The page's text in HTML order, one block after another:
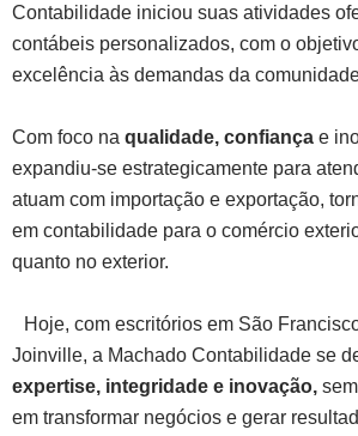
Contabilidade iniciou suas atividades
contábeis personalizados, com o
excelência às demandas da
Com foco na qualidade, confiança e
expandiu-se estrategicamente para
atuam com importação e exportação,
em contabilidade para o comércio
quanto no exterior.
Hoje, com escritórios em São
Joinville, a Machado Contabilidade se
expertise, integridade e inovação,
em transformar negócios e gerar